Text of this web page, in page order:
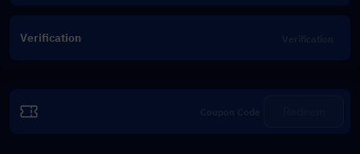
Verification